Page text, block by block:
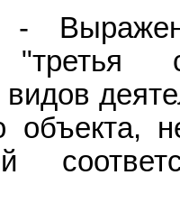
-
видов
объекта,